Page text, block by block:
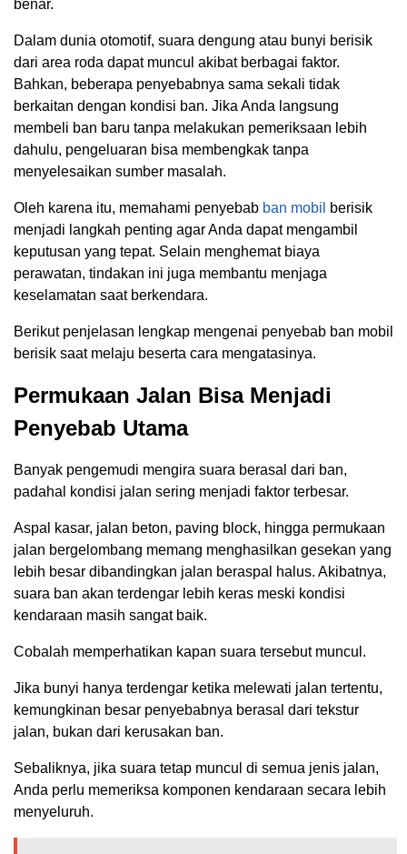
benar.
Dalam dunia otomotif, suara dengung atau bunyi berisik
dari area roda dapat muncul akibat berbagai faktor.
Bahkan, beberapa penyebabnya sama sekali tidak
berkaitan dengan kondisi ban. Jika Anda langsung
membeli ban baru tanpa melakukan pemeriksaan lebih
dahulu, pengeluaran bisa membengkak tanpa
menyelesaikan sumber masalah.
Oleh karena itu, memahami penyebab ban mobil
berisik
menjadi langkah penting agar Anda dapat mengambil
keputusan yang tepat. Selain menghemat biaya
perawatan, tindakan ini juga membantu menjaga
keselamatan saat berkendara.
Berikut penjelasan lengkap mengenai penyebab ban mobil
berisik saat melaju beserta cara mengatasinya.
Permukaan Jalan Bisa Menjadi
Penyebab Utama
Banyak pengemudi mengira suara berasal dari ban,
padahal kondisi jalan sering menjadi faktor terbesar.
Aspal kasar, jalan beton, paving block, hingga permukaan
jalan bergelombang memang menghasilkan gesekan yang
lebih besar dibandingkan jalan beraspal halus. Akibatnya,
suara ban akan terdengar lebih keras meski kondisi
kendaraan masih sangat baik.
Cobalah memperhatikan kapan suara tersebut muncul.
Jika bunyi hanya terdengar ketika melewati jalan tertentu,
kemungkinan besar penyebabnya berasal dari tekstur
jalan, bukan dari kerusakan ban.
Sebaliknya, jika suara tetap muncul di semua jenis jalan,
Anda perlu memeriksa komponen kendaraan secara lebih
menyeluruh.